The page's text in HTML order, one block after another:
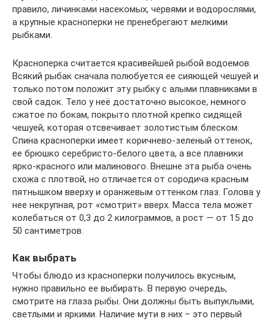
правило, личинками насекомых, червями и водорослями,
а крупные красноперки не пренебрегают мелкими
рыбками.
Красноперка считается красивейшей рыбой водоемов.
Всякий рыбак сначала полюбуется ее сияющей чешуей и
только потом положит эту рыбку с алыми плавниками в
свой садок. Тело у неё достаточно высокое, немного
сжатое по бокам, покрыто плотной крепко сидящей
чешуей, которая отсвечивает золотистым блеском.
Спина красноперки имеет коричнево-зеленый оттенок,
ее брюшко серебристо-белого цвета, а все плавники
ярко-красного или малинового. Внешне эта рыба очень
схожа с плотвой, но отличается от сородича красным
пятнышком вверху и оранжевым оттенком глаз. Голова у
нее некрупная, рот «смотрит» вверх. Масса тела может
колебаться от 0,3 до 2 килограммов, а рост — от 15 до
50 сантиметров.
Как выбрать
Чтобы блюдо из красноперки получилось вкусным,
нужно правильно ее выбирать. В первую очередь,
смотрите на глаза рыбы. Они должны быть выпуклыми,
светлыми и яркими. Наличие мути в них – это первый